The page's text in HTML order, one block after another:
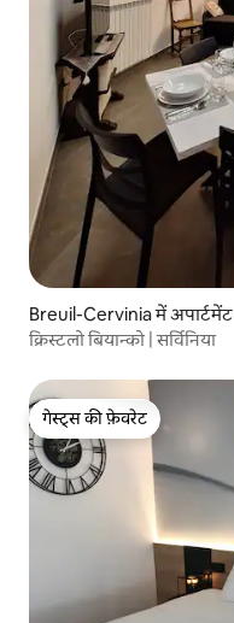
Breuil-Cervinia में अपार्टमेंट
क्रिस्टलो बियान्को | सर्विनिया
गेस्ट्स की फ़ेवरेट
गेस्ट्स की फ़ेवरेट